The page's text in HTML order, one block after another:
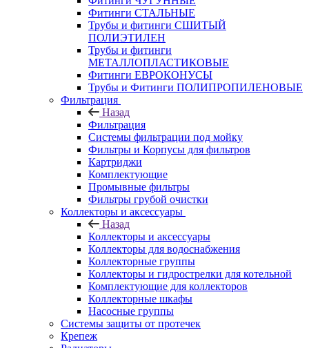
Фитинги СТАЛЬНЫЕ
Трубы и фитинги СШИТЫЙ
ПОЛИЭТИЛЕН
Трубы и фитинги
МЕТАЛЛОПЛАСТИКОВЫЕ
Фитинги ЕВРОКОНУСЫ
Трубы и Фитинги ПОЛИПРОПИЛЕНОВЫЕ
Фильтрация
Назад
Фильтрация
Системы фильтрации под мойку
Фильтры и Корпусы для фильтров
Картриджи
Комплектующие
Промывные фильтры
Фильтры грубой очистки
Коллекторы и аксессуары
Назад
Коллекторы и аксессуары
Коллекторы для водоснабжения
Коллекторные группы
Коллекторы и гидрострелки для котельной
Комплектующие для коллекторов
Коллекторные шкафы
Насосные группы
Системы защиты от протечек
Крепеж